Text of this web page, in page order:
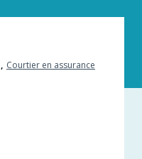
Courtier en assurance